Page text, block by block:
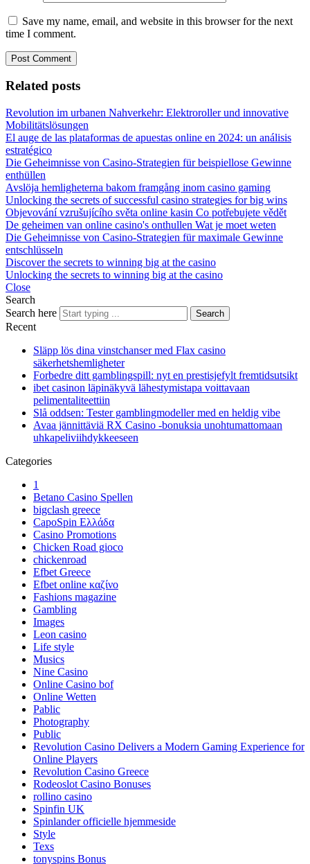
Save my name, email, and website in this browser for the next
time I comment.
Related posts
Revolution im urbanen Nahverkehr: Elektroroller und innovative
Mobilitätslösungen
El auge de las plataformas de apuestas online en 2024: un análisis
estratégico
Die Geheimnisse von Casino-Strategien für beispiellose Gewinne
enthüllen
Avslöja hemligheterna bakom framgång inom casino gaming
Unlocking the secrets of successful casino strategies for big wins
Objevování vzrušujícího světa online kasin Co potřebujete vědět
De geheimen van online casino's onthullen Wat je moet weten
Die Geheimnisse von Casino-Strategien für maximale Gewinne
entschlüsseln
Discover the secrets to winning big at the casino
Unlocking the secrets to winning big at the casino
Close
Search
Search here
Search
Recent
Släpp lös dina vinstchanser med Flax casino
säkerhetshemligheter
Forbedre ditt gamblingspill: nyt en prestisjefylt fremtidsutsikt
ibet casinon läpinäkyvä lähestymistapa voittavaan
pelimentaliteettiin
Slå oddsen: Tester gamblingmodeller med en heldig vibe
Avaa jännittäviä RX Casino -bonuksia unohtumattomaan
uhkapeliviihdykkeeseen
Categories
1
Betano Casino Spellen
bigclash greece
CapoSpin Ελλάδα
Casino Promotions
Chicken Road gioco
chickenroad
Efbet Greece
Efbet online καζίνο
Fashions magazine
Gambling
Images
Leon casino
Life style
Musics
Nine Casino
Online Casino bof
Online Wetten
Pablic
Photography
Public
Revolution Casino Delivers a Modern Gaming Experience for
Online Players
Revolution Casino Greece
Rodeoslot Casino Bonuses
rollino casino
Spinfin UK
Spinlander officielle hjemmeside
Style
Texs
tonyspins Bonus